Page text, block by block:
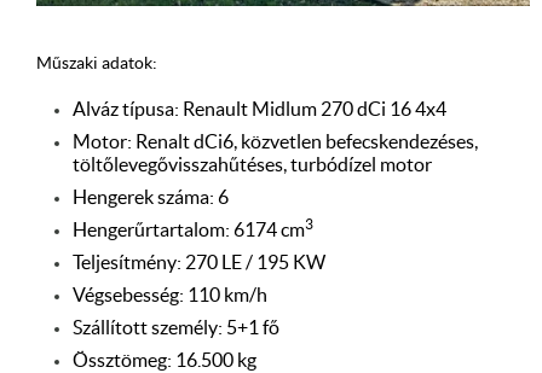
Műszaki adatok:
Alváz típusa: Renault Midlum 270 dCi 16 4x4
Motor: Renalt dCi6, közvetlen befecskendezéses,
töltőlevegővisszahűtéses, turbódízel motor
Hengerek száma: 6
Hengerűrtartalom: 6174 cm3
Teljesítmény: 270 LE / 195 KW
Végsebesség: 110 km/h
Szállított személy: 5+1 fő
Össztömeg: 16.500 kg